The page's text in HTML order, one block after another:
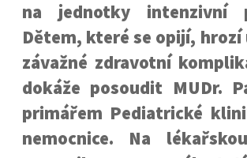
na jednotky intenzivní
Dětem, které se opijí, hrozí
závažné zdravotní
dokáže posoudit MUDr.
primářem Pediatrické
nemocnice. Na